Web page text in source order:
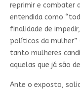
reprimir e combater
entendida como
finalidade de
políticos da mulher”
tanto mulheres
aquelas que já são
Ante o exposto,